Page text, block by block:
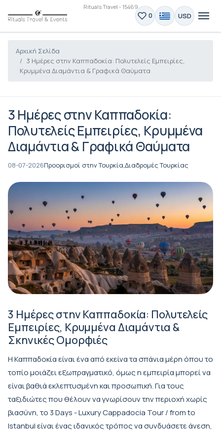
Rituals Travel - 15469
0 USD
Αρχική Σελίδα
3 Ημέρες στην Καππαδοκία: Πολυτελείς Εμπειρίες,
Κρυμμένα Διαμάντια & Γραφικά Θαύματα
3 Ημέρες στην Καππαδοκία:
Πολυτελείς Εμπειρίες, Κρυμμένα
Διαμάντια & Γραφικά Θαύματα
08-07-2026Προορισμοί στην Τουρκία,Διαδρομές Τουρκίας
3 Ημέρες στην Καππαδοκία: Πολυτελείς
Εμπειρίες, Κρυμμένα Διαμάντια &
Σκηνικές Ομορφιές
Η Καππαδοκία είναι ένα από εκείνα τα σπάνια μέρη όπου το
τοπίο μοιάζει εξωπραγματικό, όμως η εμπειρία μπορεί να
είναι βαθιά εκλεπτυσμένη και προσωπική. Για τους
ταξιδιώτες που θέλουν να γνωρίσουν την περιοχή χωρίς
βιασύνη, το 3 Days - Luxury Cappadocia Tour / from to
Istanbulείναι ένας ιδανικός τρόπος να συνδυάσετε άνεση,